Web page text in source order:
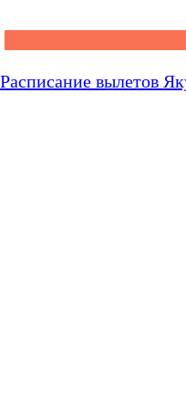
Расписание вылетов